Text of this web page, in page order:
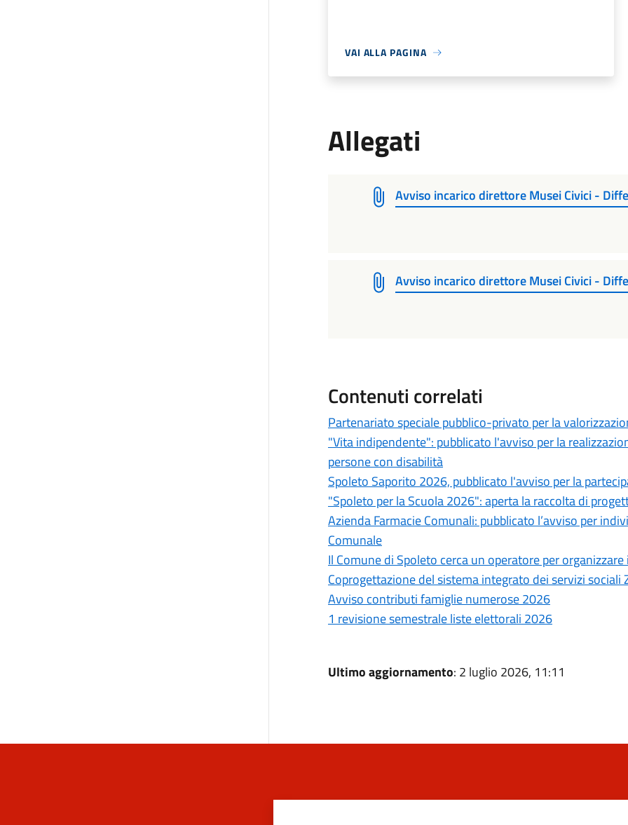
VAI ALLA PAGINA
Allegati
Avviso incarico direttore Musei Civici -
Avviso incarico direttore Musei Civici -
Contenuti correlati
Partenariato speciale pubblico-privato per la
"Vita indipendente": pubblicato l'avviso per la
persone con disabilità
Spoleto Saporito 2026, pubblicato l'avviso per la
"Spoleto per la Scuola 2026": aperta la raccolta di
Azienda Farmacie Comunali: pubblicato l’avviso per
Comunale
Il Comune di Spoleto cerca un operatore per
Coprogettazione del sistema integrato dei servizi sociali
Avviso contributi famiglie numerose 2026
1 revisione semestrale liste elettorali 2026
Ultimo aggiornamento: 2 luglio 2026, 11:11